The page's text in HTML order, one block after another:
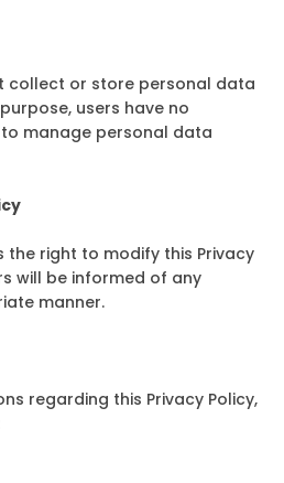
collect or store personal data
users have no
manage personal data
the right to modify this Privacy
will be informed of any
manner.
regarding this Privacy Policy,